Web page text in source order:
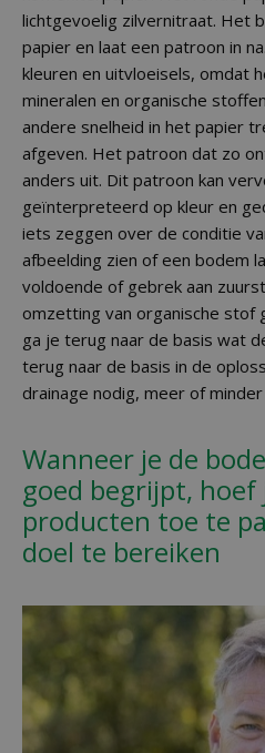
lichtgevoelig zilvernitraat. Het
papier en laat een patroon in
kleuren en uitvloeisels, omdat
mineralen en organische
andere snelheid in het papier
afgeven. Het patroon dat zo
anders uit. Dit patroon kan
geïnterpreteerd op kleur en
iets zeggen over de conditie
afbeelding zien of een bodem
voldoende of gebrek aan
omzetting van organische stof
ga je terug naar de basis wat
terug naar de basis in de
drainage nodig, meer of
Wanneer je de
goed begrijpt, hoef
producten toe te
doel te bereiken